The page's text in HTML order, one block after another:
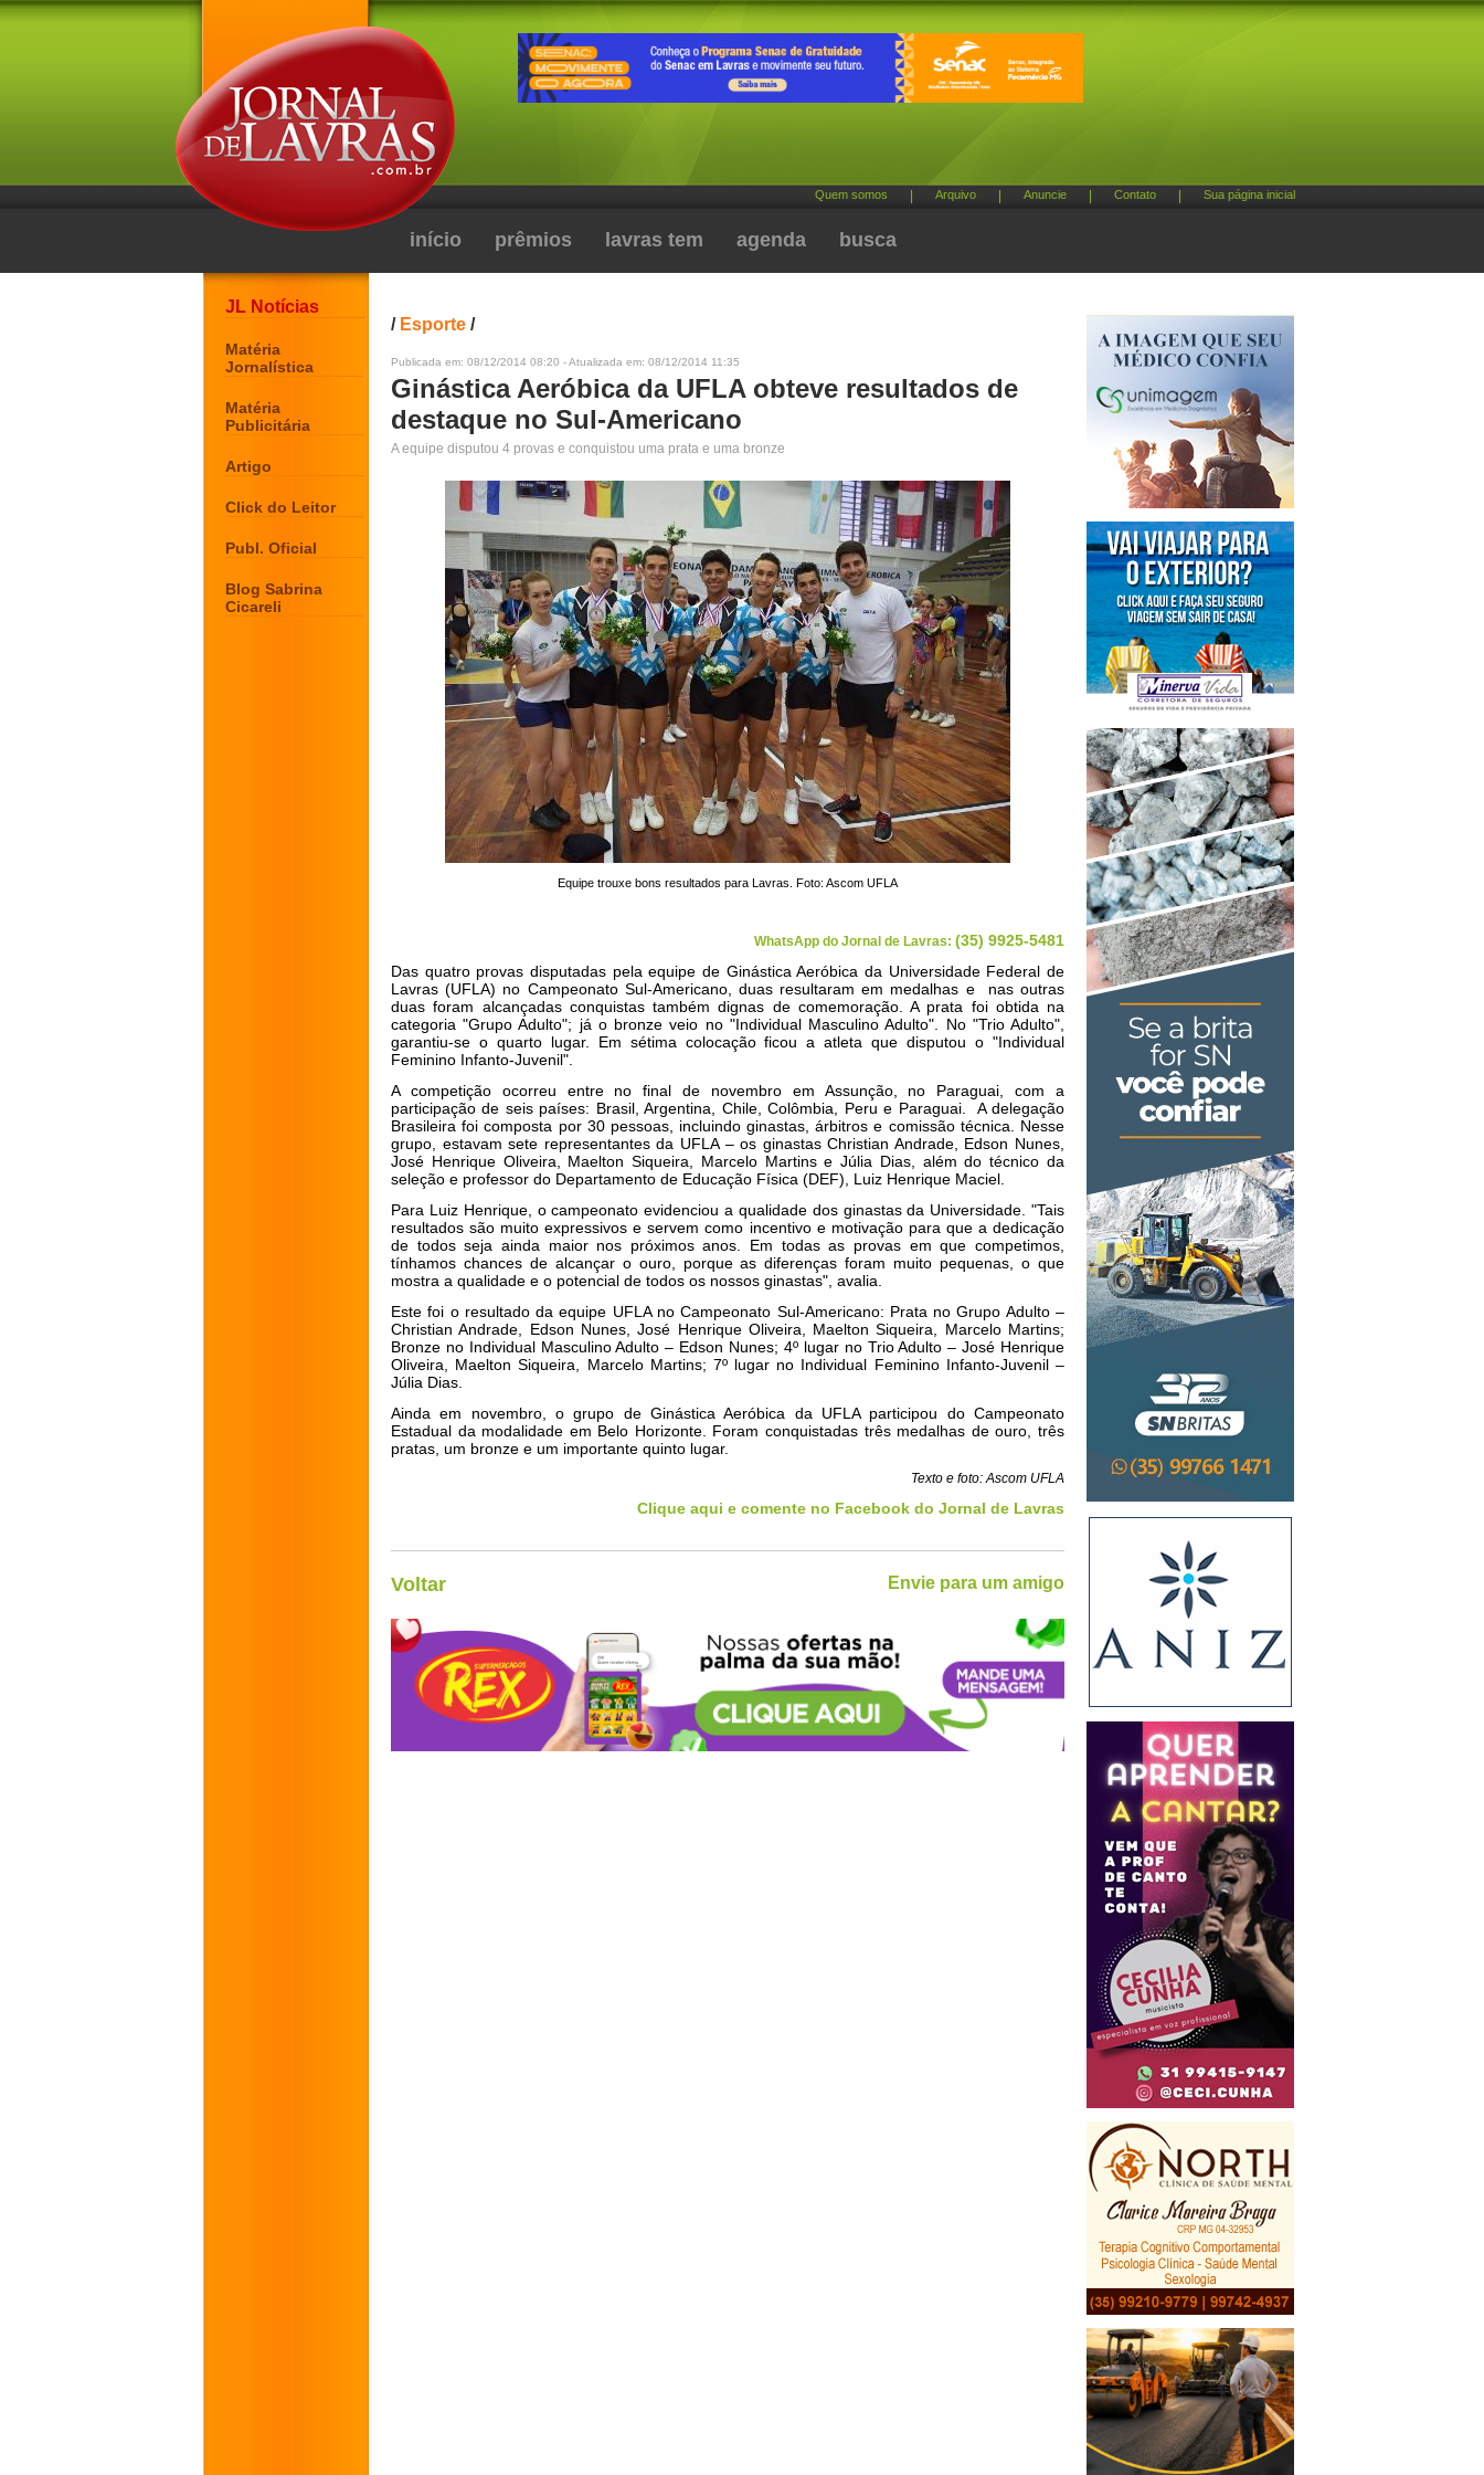
Quem somos Arquivo Anuncie Contato Sua página inicial
início prêmios lavras tem agenda busca
JL Notícias
Matéria
Jornalística
Matéria
Publicitária
Artigo
Click do Leitor
Publ. Oficial
Blog Sabrina
Cicareli
/ Esporte /
Publicada em: 08/12/2014 08:20 - Atualizada em: 08/12/2014 11:35
Ginástica Aeróbica da UFLA obteve resultados de
destaque no Sul-Americano
A equipe disputou 4 provas e conquistou uma prata e uma bronze
Equipe trouxe bons resultados para Lavras. Foto: Ascom UFLA
WhatsApp do Jornal de Lavras: (35) 9925-5481
Das quatro provas disputadas pela equipe de Ginástica Aeróbica da Universidade Federal de
Lavras (UFLA) no Campeonato Sul-Americano, duas resultaram em medalhas e nas outras
duas foram alcançadas conquistas também dignas de comemoração. A prata foi obtida na
categoria "Grupo Adulto"; já o bronze veio no "Individual Masculino Adulto". No "Trio Adulto",
garantiu-se o quarto lugar. Em sétima colocação ficou a atleta que disputou o "Individual
Feminino Infanto-Juvenil".
A competição ocorreu entre no final de novembro em Assunção, no Paraguai, com a
participação de seis países: Brasil, Argentina, Chile, Colômbia, Peru e Paraguai. A delegação
Brasileira foi composta por 30 pessoas, incluindo ginastas, árbitros e comissão técnica. Nesse
grupo, estavam sete representantes da UFLA – os ginastas Christian Andrade, Edson Nunes,
José Henrique Oliveira, Maelton Siqueira, Marcelo Martins e Júlia Dias, além do técnico da
seleção e professor do Departamento de Educação Física (DEF), Luiz Henrique Maciel.
Para Luiz Henrique, o campeonato evidenciou a qualidade dos ginastas da Universidade. "Tais
resultados são muito expressivos e servem como incentivo e motivação para que a dedicação
de todos seja ainda maior nos próximos anos. Em todas as provas em que competimos,
tínhamos chances de alcançar o ouro, porque as diferenças foram muito pequenas, o que
mostra a qualidade e o potencial de todos os nossos ginastas", avalia.
Este foi o resultado da equipe UFLA no Campeonato Sul-Americano: Prata no Grupo Adulto –
Christian Andrade, Edson Nunes, José Henrique Oliveira, Maelton Siqueira, Marcelo Martins;
Bronze no Individual Masculino Adulto – Edson Nunes; 4º lugar no Trio Adulto – José Henrique
Oliveira, Maelton Siqueira, Marcelo Martins; 7º lugar no Individual Feminino Infanto-Juvenil –
Júlia Dias.
Ainda em novembro, o grupo de Ginástica Aeróbica da UFLA participou do Campeonato
Estadual da modalidade em Belo Horizonte. Foram conquistadas três medalhas de ouro, três
pratas, um bronze e um importante quinto lugar.
Texto e foto: Ascom UFLA
Clique aqui e comente no Facebook do Jornal de Lavras
Voltar Envie para um amigo